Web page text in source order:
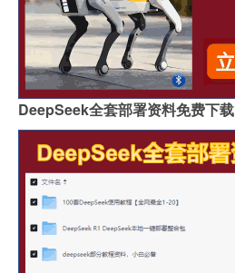
DeepSeek全套部署资料免费下载